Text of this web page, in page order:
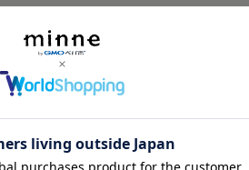
minneの本
広告出稿について